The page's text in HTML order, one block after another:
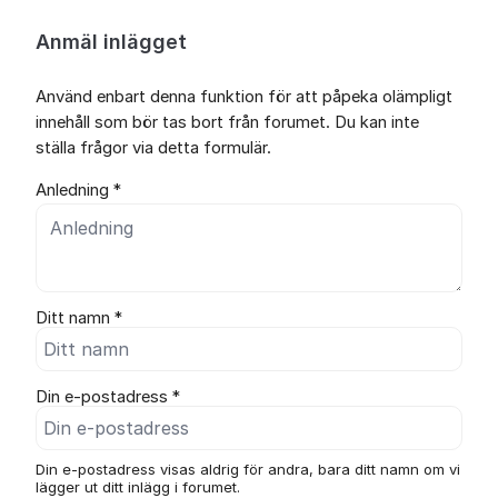
Anmäl inlägget
Använd enbart denna funktion för att påpeka olämpligt
innehåll som bör tas bort från forumet. Du kan inte
ställa frågor via detta formulär.
Anledning *
Ditt namn *
Din e-postadress *
Din e-postadress visas aldrig för andra, bara ditt namn om vi
lägger ut ditt inlägg i forumet.